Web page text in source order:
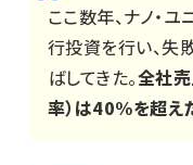
ここ数年、ナノ・
行投資を行い、失
ばしてきた。全社
率）は40%を超え